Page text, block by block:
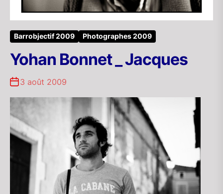
Barrobjectif 2009 Photographes 2009
Yohan Bonnet _ Jacques
3 août 2009